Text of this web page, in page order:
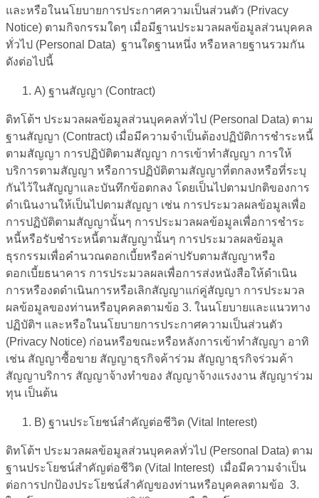
และหรือในนโยบายการประกาศความเป็นส่วนตัว (Privacy
Notice) ตามกิจกรรมใดๆ เมื่อมีฐานประมวลผลข้อมูลส่วนบุคคล
ทั่วไป (Personal Data) ฐานใดฐานหนึ่ง หรือหลายฐานรวมกัน
ดังต่อไปนี้
A) ฐานสัญญา (Contract)
ดิทโต้ฯ ประมวลผลข้อมูลส่วนบุคคลทั่วไป (Personal Data) ตาม
ฐานสัญญา (Contract) เมื่อมีความจำเป็นต้องปฏิบัติการชำระหนี้
ตามสัญญา การปฏิบัติตามสัญญา การเข้าทำสัญญา การให้
บริการตามสัญญา หรือการปฏิบัติตามสัญญาที่ตกลงหรือที่ระบุ
กันไว้ในสัญญาและบันทึกข้อตกลง โดยเป็นไปตามปกติของการ
ดำเนินงานให้เป็นไปตามสัญญา เช่น การประมวลผลข้อมูลเพื่อ
การปฏิบัติตามสัญญานั้นๆ การประมวลผลข้อมูลเพื่อการชำระ
หนี้หรือรับชำระหนี้ตามสัญญานั้นๆ การประมวลผลข้อมูล
ธุรกรรมเพื่อคำนวณดอกเบี้ยหรือค่าปรับตามสัญญาหรือ
ดอกเบี้ยธนาคาร การประมวลผลเพื่อการส่งหนังสือให้ดำเนิน
การหรืองดดำเนินการหรือเลิกสัญญาแก่คู่สัญญา การประมวล
ผลข้อมูลของท่านหรือบุคคลตามข้อ 3. ในนโยบายและแนวทาง
ปฏิบัติฯ และหรือในนโยบายการประกาศความเป็นส่วนตัว
(Privacy Notice) ก่อนหรือขณะหรือหลังการเข้าทำสัญญา อาทิ
เช่น สัญญาซื้อขาย สัญญาธุรกิจค้าร่วม สัญญาธุรกิจร่วมค้า
สัญญาบริการ สัญญาจ้างทำของ สัญญาจ้างแรงงาน สัญญาร่วม
ทุน เป็นต้น
B) ฐานประโยชน์สำคัญต่อชีวิต (Vital Interest)
ดิทโต้ฯ ประมวลผลข้อมูลส่วนบุคคลทั่วไป (Personal Data) ตาม
ฐานประโยชน์สำคัญต่อชีวิต (Vital Interest) เมื่อมีความจำเป็น
ต่อการปกป้องประโยชน์สำคัญของท่านหรือบุคคลตามข้อ 3.